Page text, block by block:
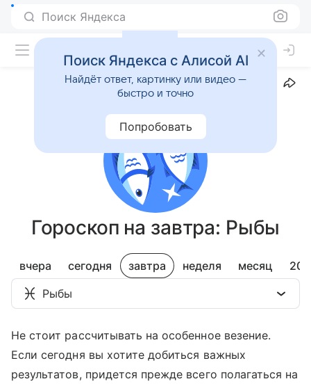
Поиск Яндекса
Прогноз на 8 августа
Уточнить дату рождения
Гороскоп на завтра: Рыбы
вчера сегодня завтра неделя месяц
Рыбы
Не стоит рассчитывать на особенное везение.
Если сегодня вы хотите добиться важных
результатов, придется прежде всего полагаться на
Поиск Яндекса с Алисой AI
Найдёт ответ, картинку или видео —
быстро и точно
Попробовать